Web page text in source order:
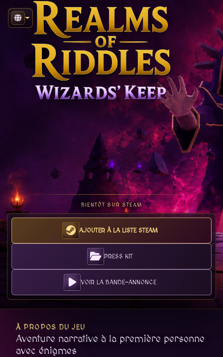
BIENTÔT SUR STEAM
AJOUTER À LA LISTE STEAM
PRESS KIT
VOIR LA BANDE-ANNONCE
À PROPOS DU JEU
Aventure narrative à la première personne
avec énigmes